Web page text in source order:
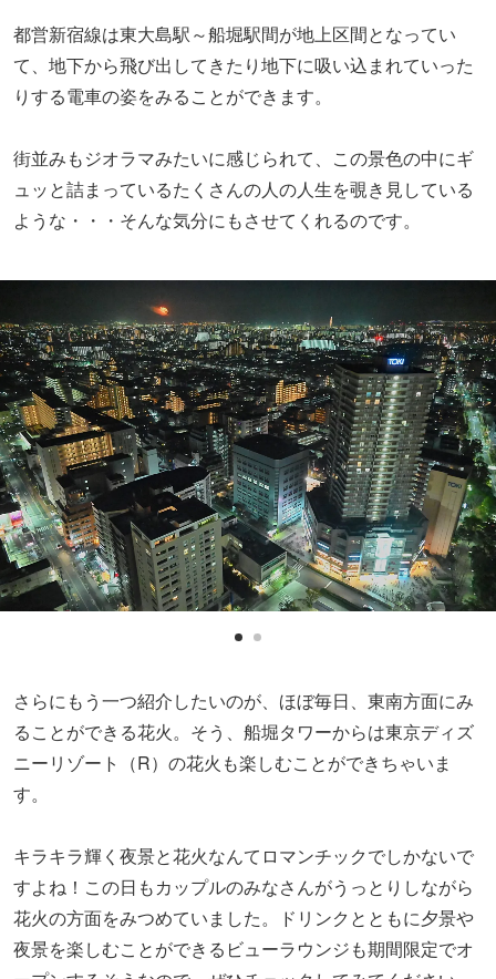
都営新宿線は東大島駅～船堀駅間が地上区間となってい
て、地下から飛び出してきたり地下に吸い込まれていった
りする電車の姿をみることができます。
街並みもジオラマみたいに感じられて、この景色の中にギ
ュッと詰まっているたくさんの人の人生を覗き見している
ような・・・そんな気分にもさせてくれるのです。
さらにもう一つ紹介したいのが、ほぼ毎日、東南方面にみ
ることができる花火。そう、船堀タワーからは東京ディズ
ニーリゾート（R）の花火も楽しむことができちゃいま
す。
キラキラ輝く夜景と花火なんてロマンチックでしかないで
すよね！この日もカップルのみなさんがうっとりしながら
花火の方面をみつめていました。ドリンクとともに夕景や
夜景を楽しむことができるビューラウンジも期間限定でオ